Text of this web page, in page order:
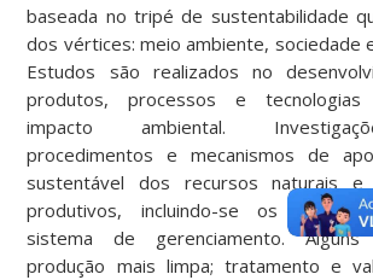
baseada no tripé de sustentabilidade
dos vértices: meio ambiente, sociedade
Estudos são realizados no
produtos, processos e
impacto ambiental.
procedimentos e mecanismos de
sustentável dos recursos naturais e
produtivos, incluindo-se os
sistema de gerenciamento. Alguns
produção mais limpa; tratamento e